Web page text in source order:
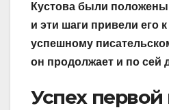
Кустова были
и эти шаги привели его
успешному
он продолжает и по сей
Успех первой